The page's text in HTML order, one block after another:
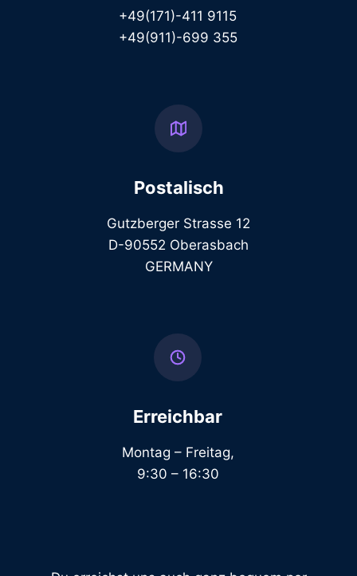
+49(171)-411 9115
+49(911)-699 355
Postalisch
Gutzberger Strasse 12
D-90552 Oberasbach
GERMANY
Erreichbar
Montag – Freitag,
9:30 – 16:30